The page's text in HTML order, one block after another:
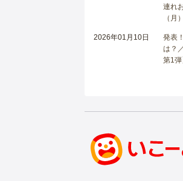
連れ
（月
2026年01月10日
発表
は？
第1弾